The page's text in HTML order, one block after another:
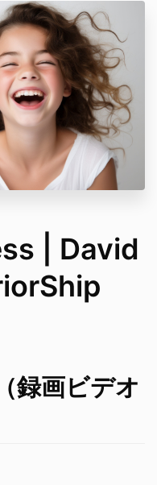
| David
録画ビデオ